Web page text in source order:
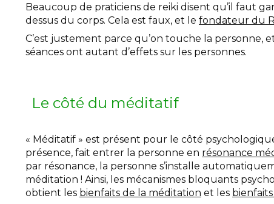
Beaucoup de praticiens de reiki disent qu’il faut
dessus du corps. Cela est faux, et le fondateur du
C’est justement parce qu’on touche la personne,
séances ont autant d’effets sur les personnes.
Le côté du méditatif
« Méditatif » est présent pour le côté
présence, fait entrer la personne en résonance
par résonance, la personne s’installe
méditation ! Ainsi, les mécanismes bloquants
obtient les bienfaits de la méditation et les